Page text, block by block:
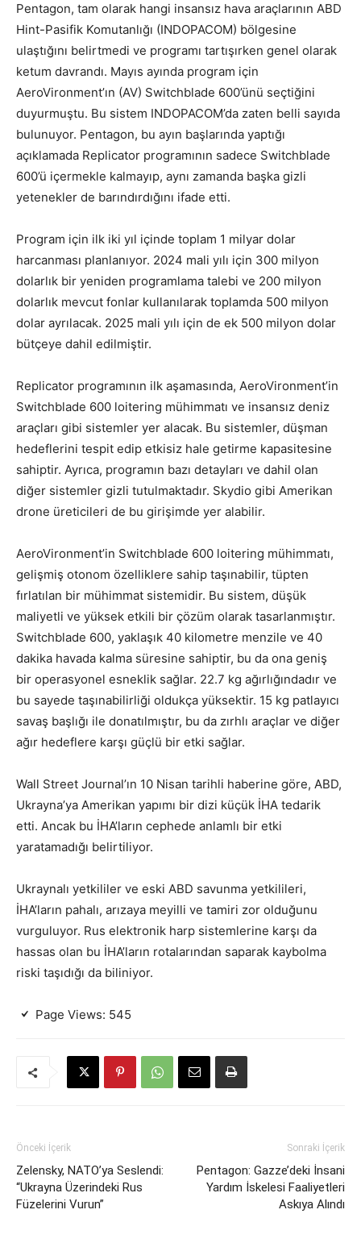
Pentagon, tam olarak hangi insansız hava araçlarının ABD
Hint-Pasifik Komutanlığı (INDOPACOM) bölgesine
ulaştığını belirtmedi ve programı tartışırken genel olarak
ketum davrandı. Mayıs ayında program için
AeroVironment’ın (AV) Switchblade 600’ünü seçtiğini
duyurmuştu. Bu sistem INDOPACOM’da zaten belli sayıda
bulunuyor. Pentagon, bu ayın başlarında yaptığı
açıklamada Replicator programının sadece Switchblade
600’ü içermekle kalmayıp, aynı zamanda başka gizli
yetenekler de barındırdığını ifade etti.
Program için ilk iki yıl içinde toplam 1 milyar dolar
harcanması planlanıyor. 2024 mali yılı için 300 milyon
dolarlık bir yeniden programlama talebi ve 200 milyon
dolarlık mevcut fonlar kullanılarak toplamda 500 milyon
dolar ayrılacak. 2025 mali yılı için de ek 500 milyon dolar
bütçeye dahil edilmiştir.
Replicator programının ilk aşamasında, AeroVironment’in
Switchblade 600 loitering mühimmatı ve insansız deniz
araçları gibi sistemler yer alacak. Bu sistemler, düşman
hedeflerini tespit edip etkisiz hale getirme kapasitesine
sahiptir. Ayrıca, programın bazı detayları ve dahil olan
diğer sistemler gizli tutulmaktadır. Skydio gibi Amerikan
drone üreticileri de bu girişimde yer alabilir.
AeroVironment’in Switchblade 600 loitering mühimmatı,
gelişmiş otonom özelliklere sahip taşınabilir, tüpten
fırlatılan bir mühimmat sistemidir. Bu sistem, düşük
maliyetli ve yüksek etkili bir çözüm olarak tasarlanmıştır.
Switchblade 600, yaklaşık 40 kilometre menzile ve 40
dakika havada kalma süresine sahiptir, bu da ona geniş
bir operasyonel esneklik sağlar. 22.7 kg ağırlığındadır ve
bu sayede taşınabilirliği oldukça yüksektir. 15 kg patlayıcı
savaş başlığı ile donatılmıştır, bu da zırhlı araçlar ve diğer
ağır hedeflere karşı güçlü bir etki sağlar.
Wall Street Journal’ın 10 Nisan tarihli haberine göre, ABD,
Ukrayna’ya Amerikan yapımı bir dizi küçük İHA tedarik
etti. Ancak bu İHA’ların cephede anlamlı bir etki
yaratamadığı belirtiliyor.
Ukraynalı yetkililer ve eski ABD savunma yetkilileri,
İHA’ların pahalı, arızaya meyilli ve tamiri zor olduğunu
vurguluyor. Rus elektronik harp sistemlerine karşı da
hassas olan bu İHA’ların rotalarından saparak kaybolma
riski taşıdığı da biliniyor.
Page Views: 545
Önceki İçerik
Zelensky, NATO’ya Seslendi:
“Ukrayna Üzerindeki Rus
Füzelerini Vurun”
Sonraki İçerik
Pentagon: Gazze’deki İnsani
Yardım İskelesi Faaliyetleri
Askıya Alındı